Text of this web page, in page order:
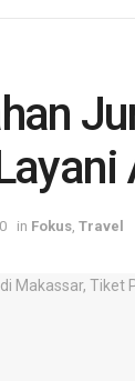
in Fokus Travel